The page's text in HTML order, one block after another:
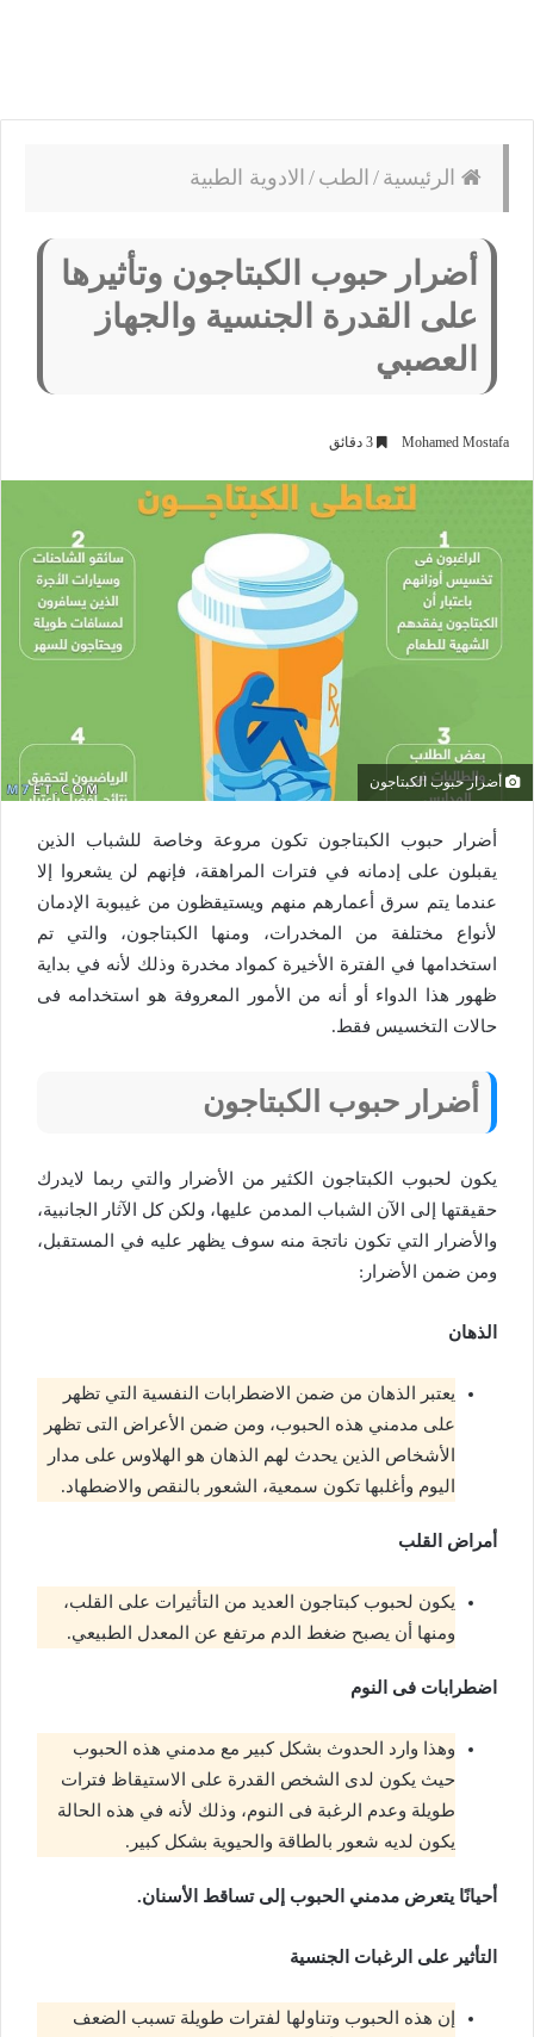
الرئيسية / الطب / الادوية الطبية
أضرار حبوب الكبتاجون وتأثيرها
على القدرة الجنسية والجهاز
العصبي
Mohamed Mostafa
أضرار حبوب الكبتاجون
أضرار حبوب الكبتاجون تكون مروعة وخاصة للشباب الذين
يقبلون على إدمانه في فترات المراهقة، فإنهم لن يشعروا إلا
عندما يتم سرق أعمارهم منهم ويستيقظون من غيبوبة الإدمان
لأنواع مختلفة من المخدرات، ومنها الكبتاجون، والتي تم
استخدامها في الفترة الأخيرة كمواد مخدرة وذلك لأنه في بداية
ظهور هذا الدواء أو أنه من الأمور المعروفة هو استخدامه فى
حالات التخسيس فقط.
أضرار حبوب الكبتاجون
يكون لحبوب الكبتاجون الكثير من الأضرار والتي ربما لايدرك
حقيقتها إلى الآن الشباب المدمن عليها، ولكن كل الآثار الجانبية،
والأضرار التي تكون ناتجة منه سوف يظهر عليه في المستقبل،
ومن ضمن الأضرار:
الذهان
يعتبر الذهان من ضمن الاضطرابات النفسية التي تظهر
على مدمني هذه الحبوب، ومن ضمن الأعراض التى تظهر
الأشخاص الذين يحدث لهم الذهان هو الهلاوس على مدار
اليوم وأغلبها تكون سمعية، الشعور بالنقص والاضطهاد.
أمراض القلب
يكون لحبوب كبتاجون العديد من التأثيرات على القلب،
ومنها أن يصبح ضغط الدم مرتفع عن المعدل الطبيعي.
اضطرابات فى النوم
وهذا وارد الحدوث بشكل كبير مع مدمني هذه الحبوب
حيث يكون لدى الشخص القدرة على الاستيقاظ فترات
طويلة وعدم الرغبة فى النوم، وذلك لأنه في هذه الحالة
يكون لديه شعور بالطاقة والحيوية بشكل كبير.
أحيانًا يتعرض مدمني الحبوب إلى تساقط الأسنان.
التأثير على الرغبات الجنسية
إن هذه الحبوب وتناولها لفترات طويلة تسبب الضعف